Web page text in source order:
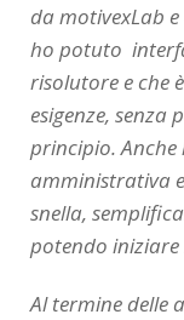
da motivexLab
ho potuto
risolutore e che
esigenze,
principio.
amministrativa
snella,
potendo
Al termine delle